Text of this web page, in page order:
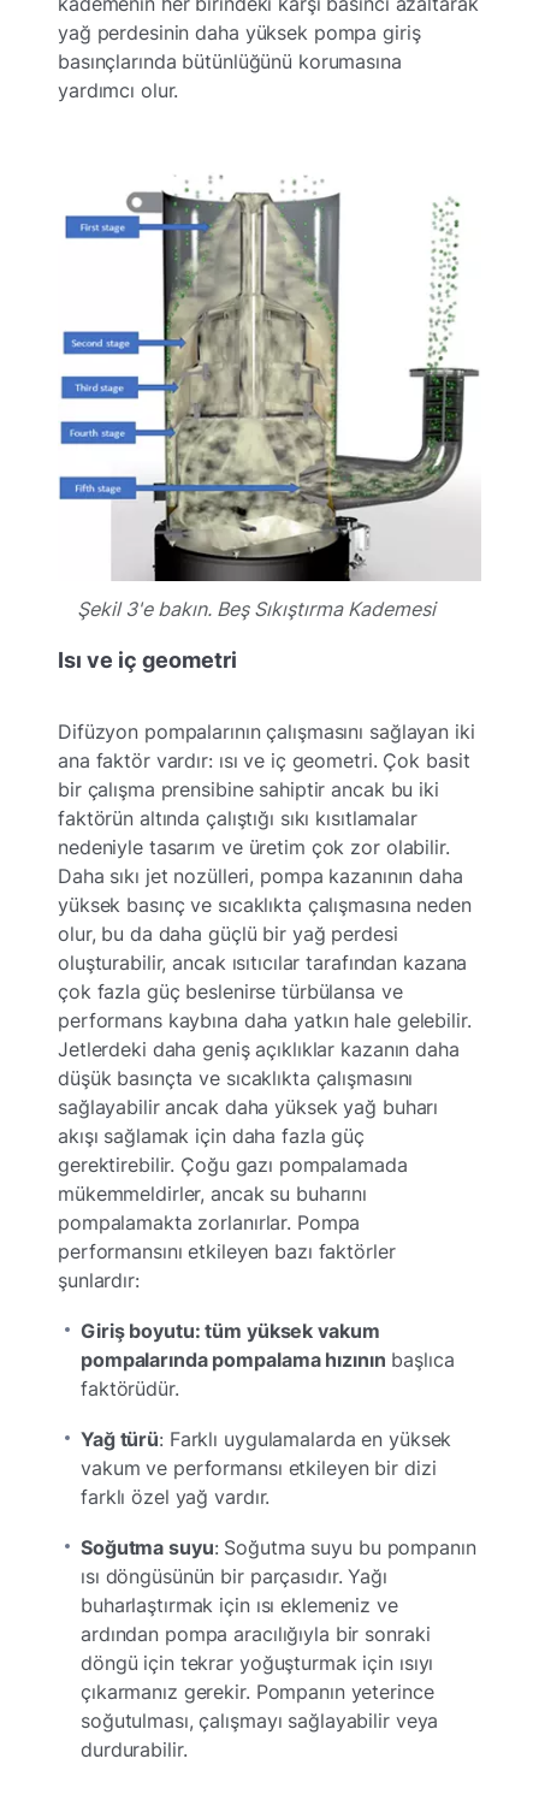
yağ perdesinin daha yüksek pompa giriş
basınçlarında bütünlüğünü korumasına
yardımcı olur.
Şekil 3'e bakın. Beş Sıkıştırma Kademesi
Isı ve iç geometri
Difüzyon pompalarının çalışmasını sağlayan iki
ana faktör vardır: ısı ve iç geometri. Çok basit
bir çalışma prensibine sahiptir ancak bu iki
faktörün altında çalıştığı sıkı kısıtlamalar
nedeniyle tasarım ve üretim çok zor olabilir.
Daha sıkı jet nozülleri, pompa kazanının daha
yüksek basınç ve sıcaklıkta çalışmasına neden
olur, bu da daha güçlü bir yağ perdesi
oluşturabilir, ancak ısıtıcılar tarafından kazana
çok fazla güç beslenirse türbülansa ve
performans kaybına daha yatkın hale gelebilir.
Jetlerdeki daha geniş açıklıklar kazanın daha
düşük basınçta ve sıcaklıkta çalışmasını
sağlayabilir ancak daha yüksek yağ buharı
akışı sağlamak için daha fazla güç
gerektirebilir. Çoğu gazı pompalamada
mükemmeldirler, ancak su buharını
pompalamakta zorlanırlar. Pompa
performansını etkileyen bazı faktörler
şunlardır:
Giriş boyutu: tüm yüksek vakum
pompalarında pompalama hızının başlıca
faktörüdür.
Yağ türü: Farklı uygulamalarda en yüksek
vakum ve performansı etkileyen bir dizi
farklı özel yağ vardır.
Soğutma suyu: Soğutma suyu bu pompanın
ısı döngüsünün bir parçasıdır. Yağı
buharlaştırmak için ısı eklemeniz ve
ardından pompa aracılığıyla bir sonraki
döngü için tekrar yoğuşturmak için ısıyı
çıkarmanız gerekir. Pompanın yeterince
soğutulması, çalışmayı sağlayabilir veya
durdurabilir.